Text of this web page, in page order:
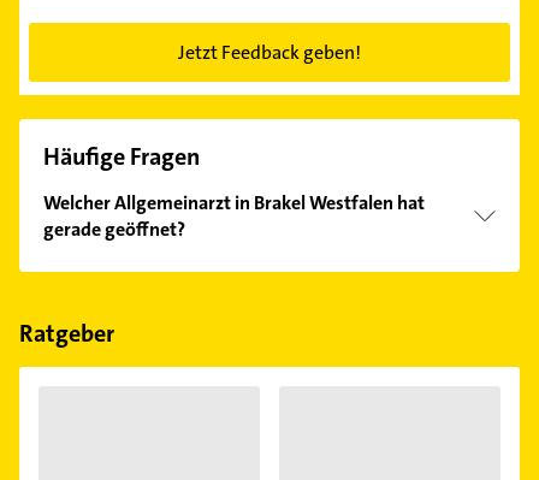
Jetzt Feedback geben!
Häufige Fragen
Welcher Allgemeinarzt in Brakel Westfalen hat
gerade geöffnet?
Im Anbieter-Bereich finden Sie alleÖffnungszeiten.
Feiertagen abweichen können.
Ratgeber